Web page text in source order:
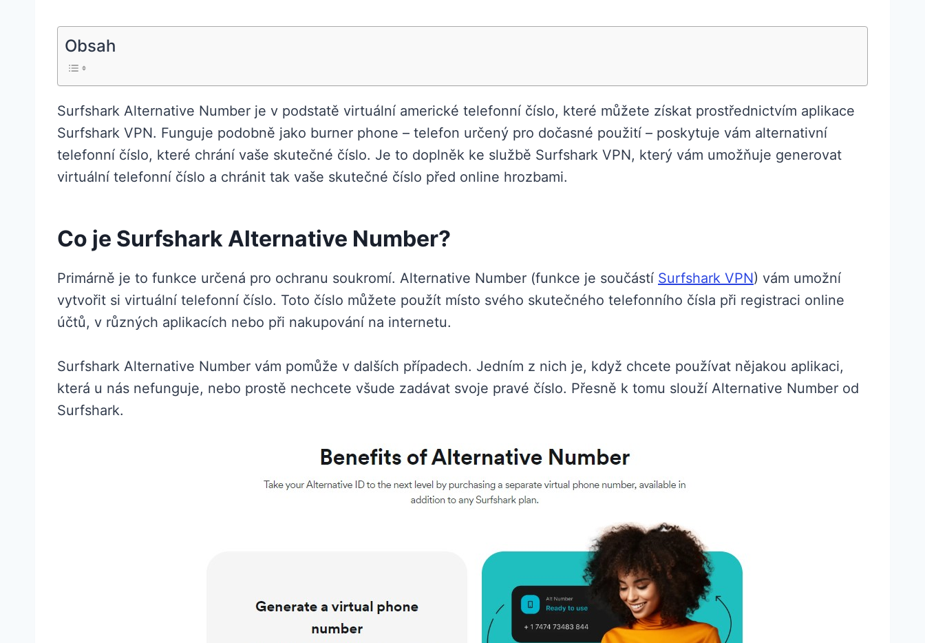
Obsah
Surfshark Alternative Number je v podstatě virtuální americké telefonní číslo, které můžete získat prostřednictvím aplikace
Surfshark VPN. Funguje podobně jako burner phone – telefon určený pro dočasné použití – poskytuje vám alternativní
telefonní číslo, které chrání vaše skutečné číslo. Je to doplněk ke službě Surfshark VPN, který vám umožňuje generovat
virtuální telefonní číslo a chránit tak vaše skutečné číslo před online hrozbami.
Co je Surfshark Alternative Number?
Primárně je to funkce určená pro ochranu soukromí. Alternative Number (funkce je součástí Surfshark VPN) vám umožní
vytvořit si virtuální telefonní číslo. Toto číslo můžete použít místo svého skutečného telefonního čísla při registraci online
účtů, v různých aplikacích nebo při nakupování na internetu.
Surfshark Alternative Number vám pomůže v dalších případech. Jedním z nich je, když chcete používat nějakou aplikaci,
která u nás nefunguje, nebo prostě nechcete všude zadávat svoje pravé číslo. Přesně k tomu slouží Alternative Number od
Surfshark.